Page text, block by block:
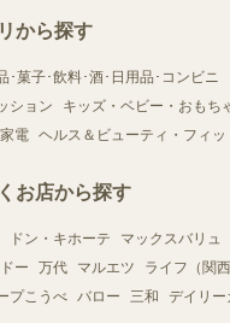
から探す
･菓子･飲料･酒･日用品･コンビニ
ション キッズ・ベビー・おもち
電 ヘルス＆ビューティ・フィッ
お店から探す
ドン・キホーテ マックスバリュ
ー
万代 マルエツ ライフ（関
プこうべ バロー 三和 デイリー